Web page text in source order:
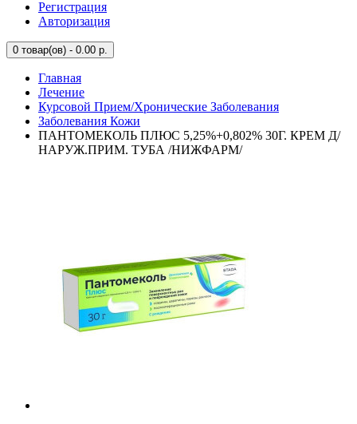
Регистрация
Авторизация
0 товар(ов) - 0.00 р.
Главная
Лечение
Курсовой Прием/Хронические Заболевания
Заболевания Кожи
ПАНТОМЕКОЛЬ ПЛЮС 5,25%+0,802% 30Г. КРЕМ Д/
НАРУЖ.ПРИМ. ТУБА /НИЖФАРМ/